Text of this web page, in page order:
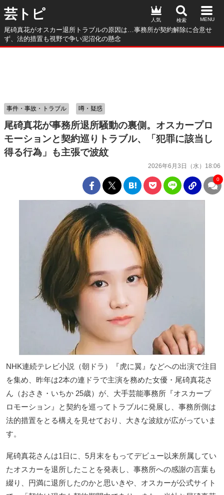
芸トピ
尾碕真花がオスカー退所トラブルの原因は…事務所が契約解除に合意せ
ず、法的措置も視野で争い泥沼化の懸念
人気
尾碕真花が事務所退所騒動の裏側。オスカープロ
モーションと契約巡りトラブル、「犯罪に該当し
得る行為」も主張で波紋
2026年6月3日（水）18:06
事件・事故・トラブル 噂・疑惑
0
NHK連続テレビ小説（朝ドラ）『虎に翼』などへの出演で注目
を集め、昨年は2本の連ドラで主演を務めた女優・尾碕真花さ
ん（おさき・いちか 25歳）が、大手芸能事務所『オスカープ
ロモーション』と契約を巡ってトラブルに発展し、事務所側は
法的措置をとる構えを見せており、大きな波紋が広がっていま
す。
尾碕真花さんは1日に、5月末をもってデビュー以来所属してい
たオスカーを退所したことを発表し、事務所への感謝の言葉も
綴り、円満に退所したのかと思いきや、オスカーが公式サイト